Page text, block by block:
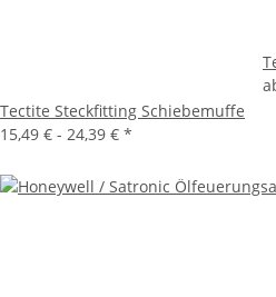
Tectite Steckfitting Schiebemuffe
15,49 € - 24,39 € *